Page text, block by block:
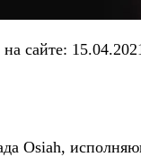
сайте:
Osiah,